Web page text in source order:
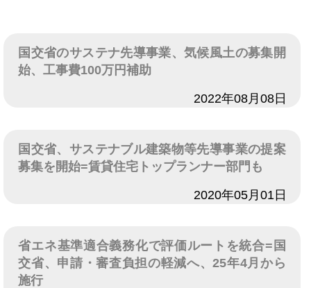
国交省のサステナ先導事業、気候風土の募集開
始、工事費100万円補助
2022年08月08日
国交省、サステナブル建築物等先導事業の提案
募集を開始=賃貸住宅トップランナー部門も
2020年05月01日
省エネ基準適合義務化で評価ルートを統合=国
交省、申請・審査負担の軽減へ、25年4月から
施行